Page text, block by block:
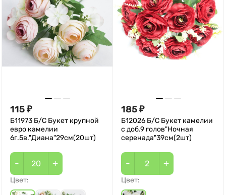
115 ₽
Б11973 Б/С Букет крупной
евро камелии
6г.5в."Диана"29см(20шт)
- +
Цвет:
185 ₽
Б12026 Б/С Букет камелии
с доб.9 голов"Ночная
серенада"39см(2шт)
- +
Цвет: